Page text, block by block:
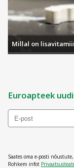
Millal on
Euroapteek
Saates oma e-posti
Rohkem infot